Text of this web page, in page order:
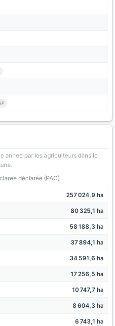
annee par les agriculteurs dans le
déclarée (PAC)
257 024,9 ha
80 325,1 ha
58 188,3 ha
37 894,1 ha
34 591,6 ha
17 256,5 ha
10 747,7 ha
8 604,3 ha
6 743,1 ha